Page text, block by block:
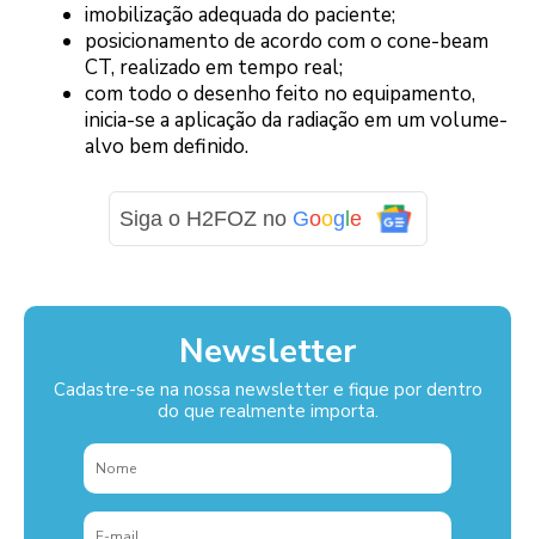
imobilização adequada do paciente;
posicionamento de acordo com o cone-beam
CT, realizado em tempo real;
com todo o desenho feito no equipamento,
inicia-se a aplicação da radiação em um volume-
alvo bem definido.
Siga o H2FOZ no Google
Newsletter
Cadastre-se na nossa newsletter e fique por dentro
do que realmente importa.